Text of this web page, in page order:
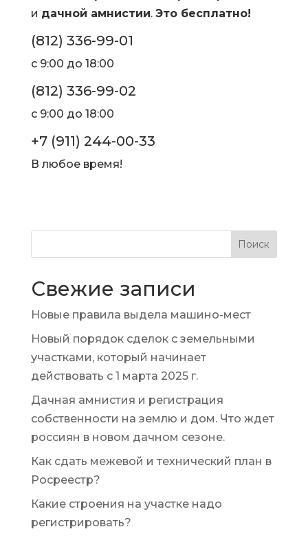
и дачной амнистии. Это бесплатно!
(812) 336-99-01
с 9:00 до 18:00
(812) 336-99-02
с 9:00 до 18:00
+7 (911) 244-00-33
В любое время!
Поиск
Свежие записи
Новые правила выдела машино-мест
Новый порядок сделок с земельными
участками, который начинает
действовать с 1 марта 2025 г.
Дачная амнистия и регистрация
собственности на землю и дом. Что ждет
россиян в новом дачном сезоне.
Как сдать межевой и технический план в
Росреестр?
Какие строения на участке надо
регистрировать?